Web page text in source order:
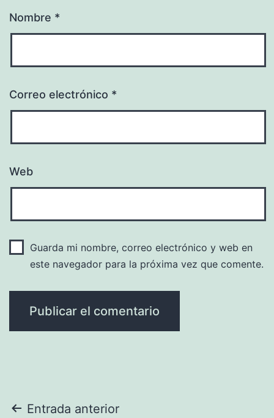
Nombre *
Correo electrónico *
Web
Guarda mi nombre, correo electrónico y web en
este navegador para la próxima vez que comente.
Navegación
Entrada anterior